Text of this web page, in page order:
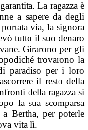
La ragazza è
a sapere da degli
via, la signora
tutto il suo denaro
Girarono per gli
trovarono la
paradiso per i loro
il resto della
della ragazza si
la sua scomparsa
Bertha, per poterle
vita lì.